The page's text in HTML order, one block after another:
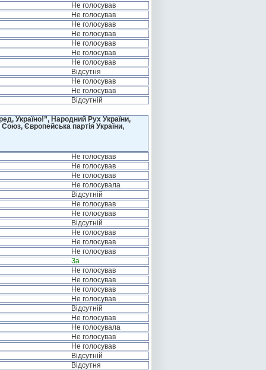
Не голосував
Не голосував
Не голосував
Не голосував
Не голосував
Не голосував
Не голосував
Відсутня
Не голосував
Не голосував
Відсутній
Україно!”, Народний Рух України,
Європейська партія України,
Не голосував
Не голосував
Не голосував
Не голосувала
Відсутній
Не голосував
Не голосував
Відсутній
Не голосував
Не голосував
Не голосував
За
Не голосував
Не голосував
Не голосував
Не голосував
Відсутній
Не голосував
Не голосувала
Не голосував
Не голосував
Відсутній
Відсутня